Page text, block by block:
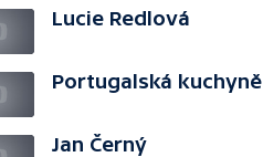
Lucie Redlová
Portugalská kuchyně
Jan Černý